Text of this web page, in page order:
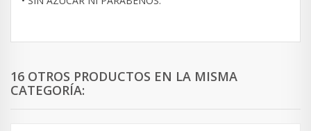
16 OTROS PRODUCTOS EN LA MISMA
CATEGORÍA: